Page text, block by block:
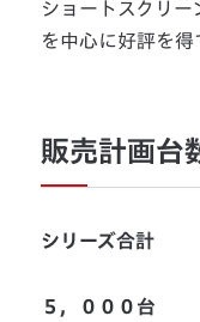
ショートスクリ
を中心に好評を得
販売計画台
シリーズ合計
５，０００台